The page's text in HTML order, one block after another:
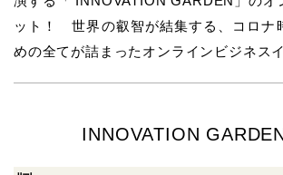
ット！ 世界の叡智が結集する、コロナ
めの全てが詰まったオンラインビジネス
INNOVATION